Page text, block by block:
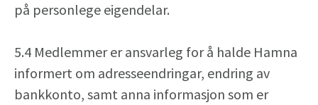
på personlege eigendelar.
5.4 Medlemmer er ansvarleg for å halde Hamna
informert om adresseendringar, endring av
bankkonto, samt anna informasjon som er